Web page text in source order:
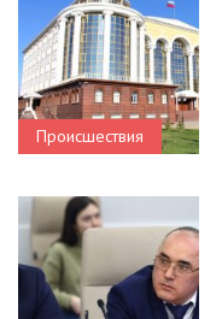
Происшествия